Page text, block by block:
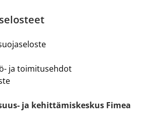
ja toimitusehdot
ja kehittämiskeskus Fimea